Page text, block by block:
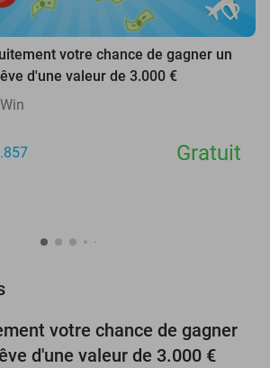
favorite_border
votre chance de gagner un
d'une valeur de 3.000 €
Gratuit
votre chance de gagner
d'une valeur de 3.000 €